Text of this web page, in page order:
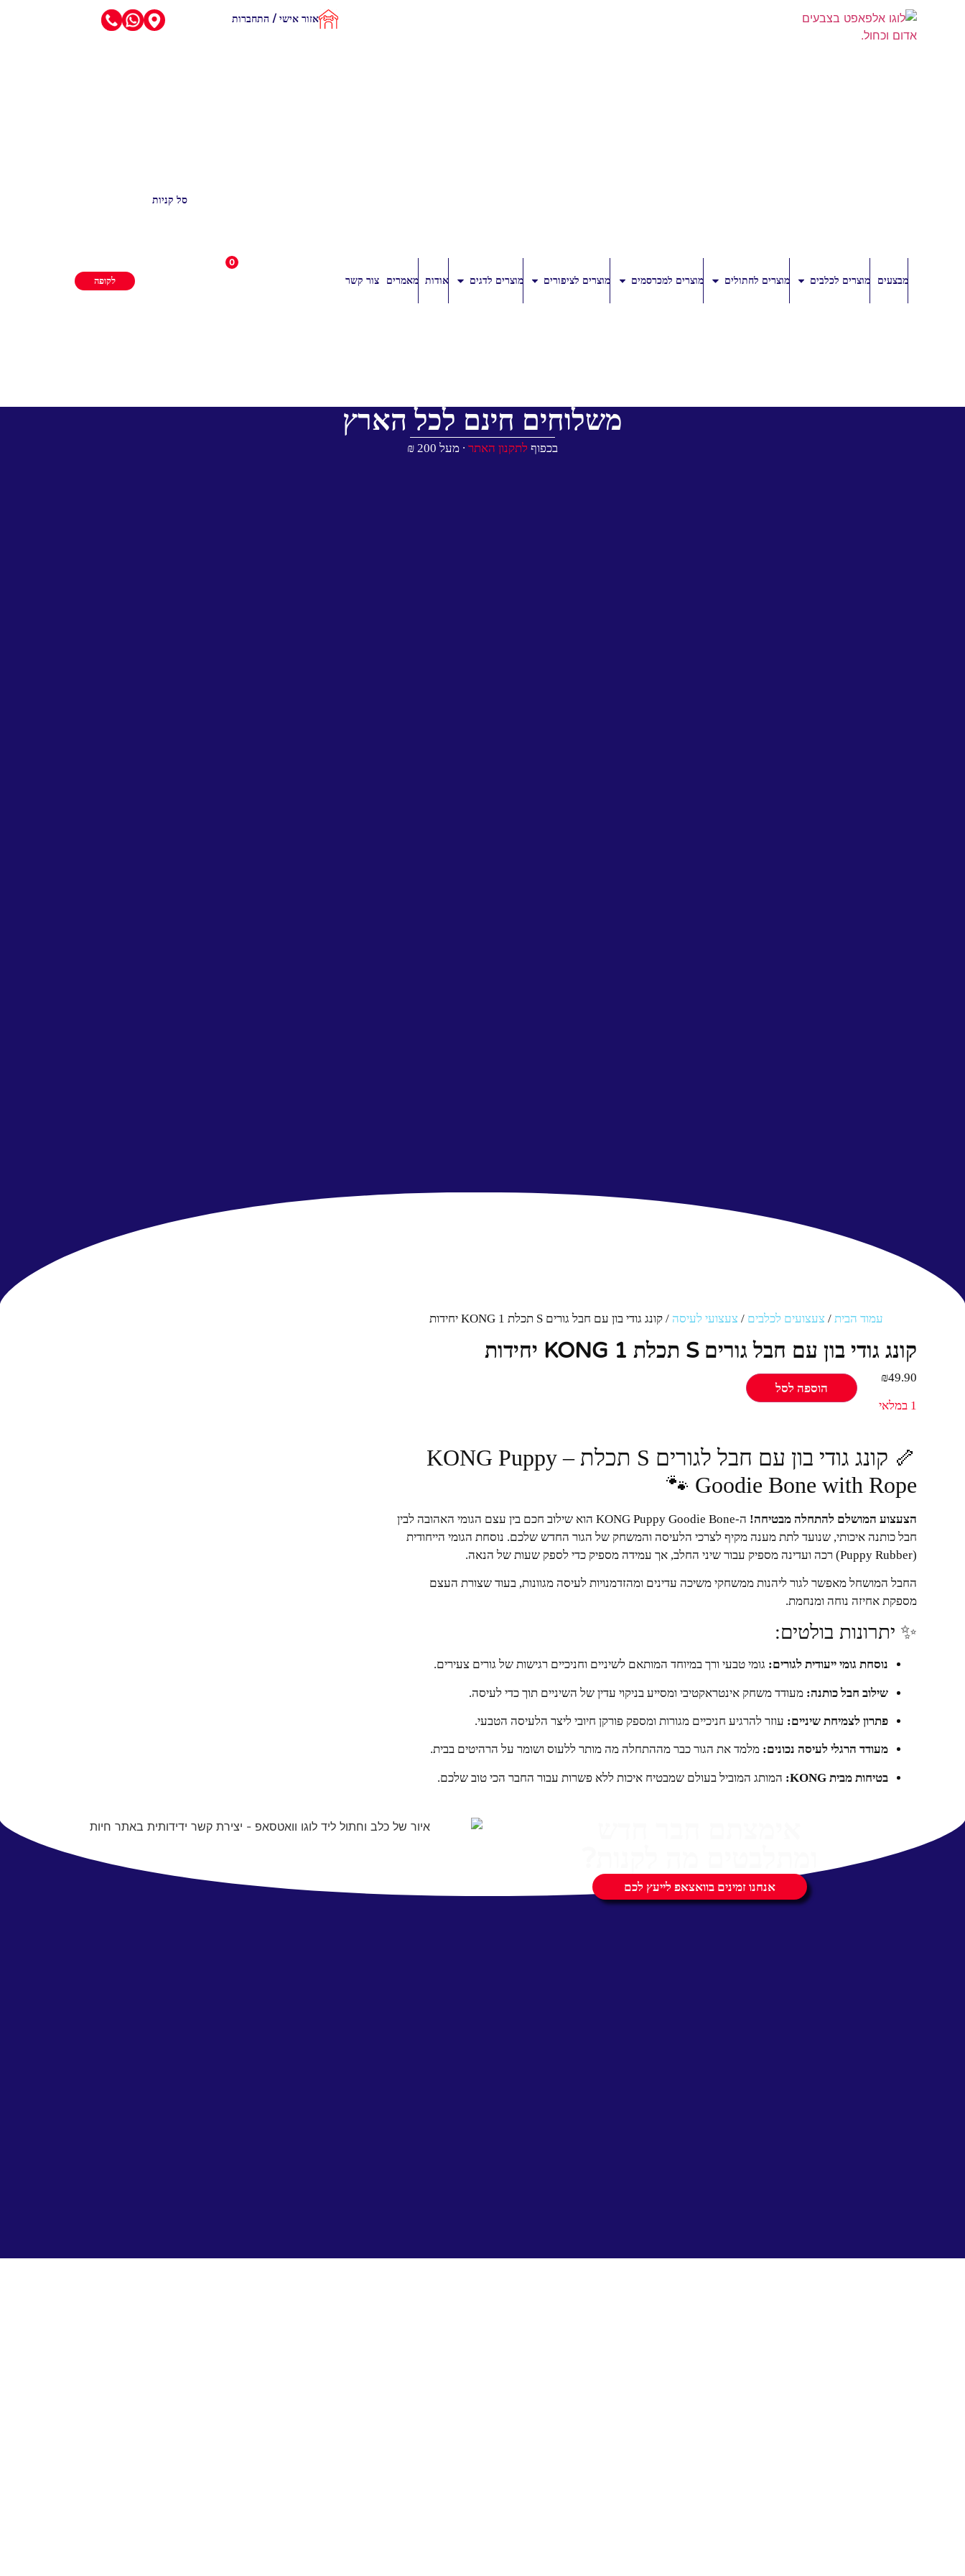
אזור אישי / התחברות
מבצעים מוצרים לכלבים מוצרים לחתולים מוצרים למכרסמים מוצרים לציפורים מוצרים לדגים אודות מאמרים צור קשר
0
סל קניות
לקופה
משלוחים חינם לכל הארץ
בכפוף לתקנון האתר ∙ מעל 200 ₪
עמוד הבית / צעצועים לכלבים / צעצועי לעיסה / קונג גודי בון עם חבל גורים S תכלת KONG 1 יחידות
קונג גודי בון עם חבל גורים S תכלת KONG 1 יחידות
₪49.90
1 במלאי
הוספה לסל
🦴 קונג גודי בון עם חבל לגורים S תכלת – KONG Puppy
Goodie Bone with Rope 🐾
הצעצוע המושלם להתחלה מבטיחה!
ה-KONG Puppy Goodie Bone הוא שילוב חכם בין עצם הגומי האהובה לבין
חבל כותנה איכותי, שנועד לתת מענה מקיף לצרכי הלעיסה והמשחק של הגור החדש שלכם. נוסחת הגומי הייחודית
(Puppy Rubber) רכה ועדינה מספיק עבור שיני החלב, אך עמידה מספיק כדי לספק שעות של הנאה.
החבל המושחל מאפשר לגור ליהנות ממשחקי משיכה עדינים ומהזדמנויות לעיסה מגוונות, בעוד שצורת העצם
מספקת אחיזה נוחה ומנחמת.
✨ יתרונות בולטים:
נוסחת גומי ייעודית לגורים: גומי טבעי ורך במיוחד המותאם לשיניים וחניכיים רגישות של גורים צעירים.
שילוב חבל כותנה: מעודד משחק אינטראקטיבי ומסייע בניקוי עדין של השיניים תוך כדי לעיסה.
פתרון לצמיחת שיניים: עוזר להרגיע חניכיים מגורות ומספק פורקן חיובי ליצר הלעיסה הטבעי.
מעודד הרגלי לעיסה נכונים: מלמד את הגור כבר מההתחלה מה מותר ללעוס ושומר על הרהיטים בבית.
בטיחות מבית KONG: המותג המוביל בעולם שמבטיח איכות ללא פשרות עבור החבר הכי טוב שלכם.
אנחנו זמינים בוואצאפ לייעץ לכם